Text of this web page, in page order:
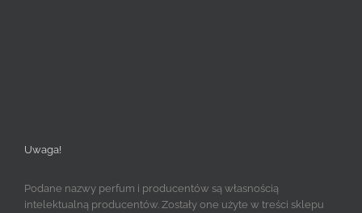
Uwaga!
Podane nazwy perfum i producentów są własnością
intelektualną producentów. Zostały one użyte w treści sklepu